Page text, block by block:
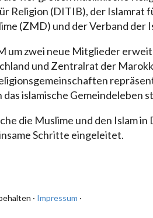
Religion (DITIB), der Islamrat
(ZMD) und der Verband der
um zwei neue Mitglieder
und Zentralrat der
islamische Gemeindeleben
die Muslime und den Islam
Schritte eingeleitet.
· Impressum ·